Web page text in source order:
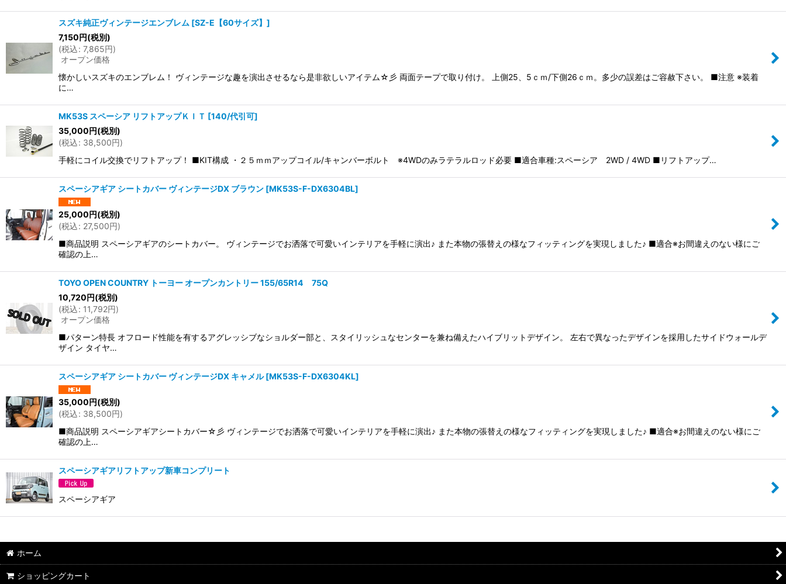
スズキ純正ヴィンテージエンブレム [SZ-E【60サイズ】 ]
7,150円(税別)
(税込: 7,865円)
オープン価格
懐かしいスズキのエンブレム！ ヴィンテージな趣を演出させるなら是非欲しいアイテム☆彡 両面テープで取り付け。 上側25、5ｃｍ/下側26ｃｍ。多少の誤差はご容赦下さい。 ■注意 ※装着
に…
MK53S スペーシア リフトアップＫＩＴ [140/代引可]
35,000円(税別)
(税込: 38,500円)
手軽にコイル交換でリフトアップ！ ■KIT構成 ・２５ｍｍアップコイル/キャンバーボルト ※4WDのみラテラルロッド必要 ■適合車種:スペーシア 2WD / 4WD ■リフトアップ…
スペーシアギア シートカバー ヴィンテージDX ブラウン [MK53S-F-DX6304BL]
25,000円(税別)
(税込: 27,500円)
■商品説明 スペーシアギアのシートカバー。 ヴィンテージでお洒落で可愛いインテリアを手軽に演出♪ また本物の張替えの様なフィッティングを実現しました♪ ■適合※お間違えのない様にご
確認の上…
TOYO OPEN COUNTRY トーヨー オープンカントリー 155/65R14 75Q
10,720円(税別)
(税込: 11,792円)
オープン価格
■パターン特長 オフロード性能を有するアグレッシブなショルダー部と、スタイリッシュなセンターを兼ね備えたハイブリットデザイン。 左右で異なったデザインを採用したサイドウォールデ
ザイン タイヤ…
スペーシアギア シートカバー ヴィンテージDX キャメル [MK53S-F-DX6304KL]
35,000円(税別)
(税込: 38,500円)
■商品説明 スペーシアギアシートカバー☆彡 ヴィンテージでお洒落で可愛いインテリアを手軽に演出♪ また本物の張替えの様なフィッティングを実現しました♪ ■適合※お間違えのない様にご
確認の上…
スペーシアギアリフトアップ新車コンプリート
スペーシアギア
ホーム
ショッピングカート